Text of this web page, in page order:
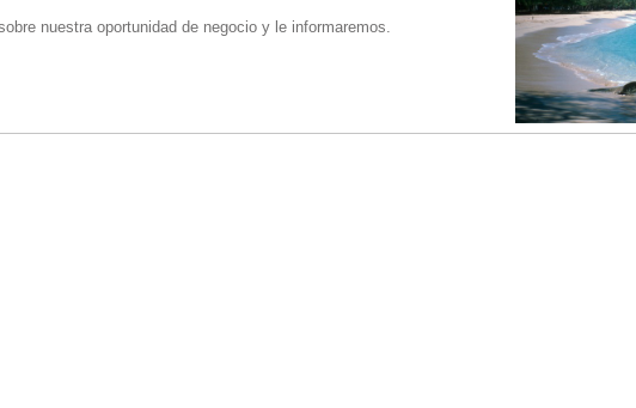
nuestra oportunidad de negocio y le informaremos.